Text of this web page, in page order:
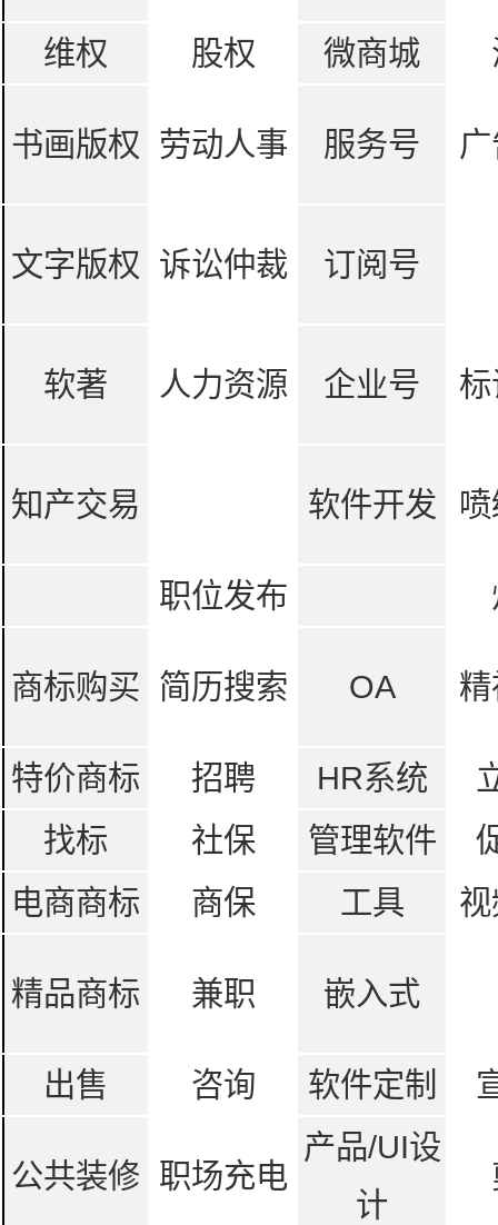
维权 股权 微商城
书画版权 劳动人事 服务号
文字版权 诉讼仲裁 订阅号
软著 人力资源 企业号
知产交易 软件开发
职位发布
商标购买 简历搜索 OA
特价商标 招聘 HR系统
找标
社保 管理软件
电商商标
商保 工具
精品商标 兼职 嵌入式
出售 咨询 软件定制
公共装修 职场充电
产品/UI设
计